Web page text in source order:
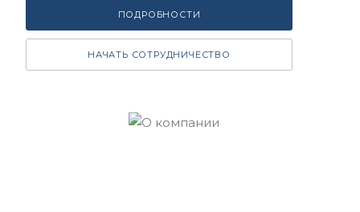
ПОДРОБНОСТИ
НАЧАТЬ СОТРУДНИЧЕСТВО